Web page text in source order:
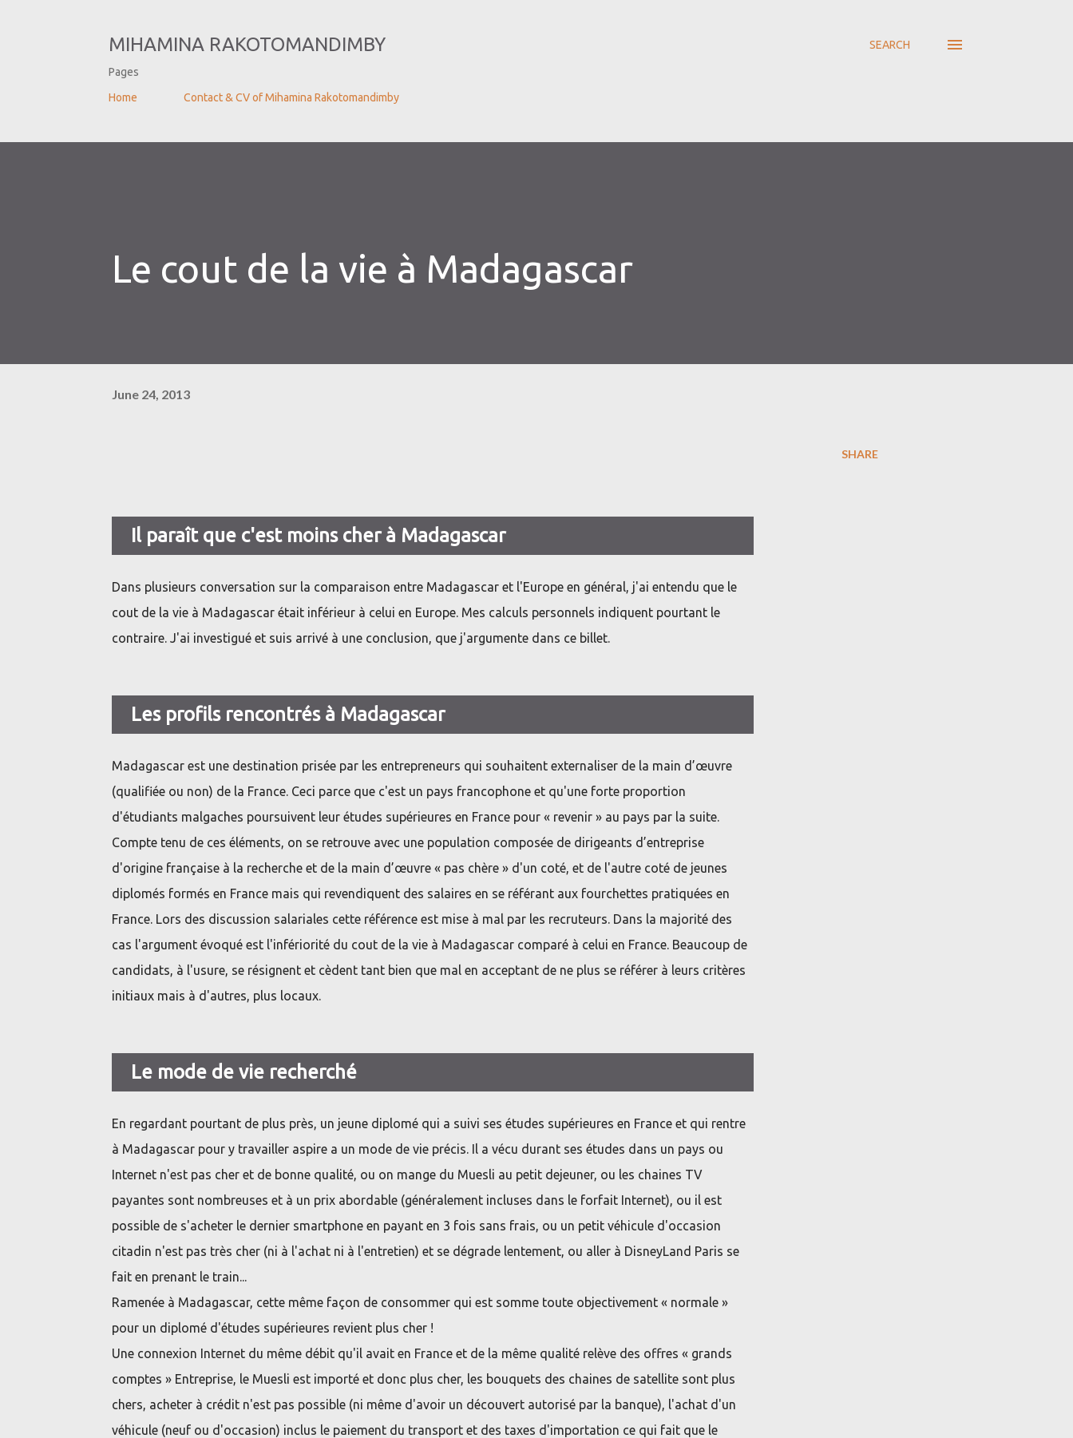
MIHAMINA RAKOTOMANDIMBY SEARCH
Pages
Home
Contact & CV of Mihamina Rakotomandimby
Le cout de la vie à Madagascar
June 24, 2013
Il paraît que c'est moins cher à Madagascar
Dans plusieurs conversation sur la comparaison entre Madagascar et l'Europe en général, j'ai entendu que le
cout de la vie à Madagascar était inférieur à celui en Europe. Mes calculs personnels indiquent pourtant le
contraire. J'ai investigué et suis arrivé à une conclusion, que j'argumente dans ce billet.
Les profils rencontrés à Madagascar
Madagascar est une destination prisée par les entrepreneurs qui souhaitent externaliser de la main d’œuvre
(qualifiée ou non) de la France. Ceci parce que c'est un pays francophone et qu'une forte proportion
d'étudiants malgaches poursuivent leur études supérieures en France pour « revenir » au pays par la suite.
Compte tenu de ces éléments, on se retrouve avec une population composée de dirigeants d’entreprise
d'origine française à la recherche et de la main d’œuvre « pas chère » d'un coté, et de l'autre coté de jeunes
diplomés formés en France mais qui revendiquent des salaires en se référant aux fourchettes pratiquées en
France. Lors des discussion salariales cette référence est mise à mal par les recruteurs. Dans la majorité des
cas l'argument évoqué est l'infériorité du cout de la vie à Madagascar comparé à celui en France. Beaucoup de
candidats, à l'usure, se résignent et cèdent tant bien que mal en acceptant de ne plus se référer à leurs critères
initiaux mais à d'autres, plus locaux.
Le mode de vie recherché
En regardant pourtant de plus près, un jeune diplomé qui a suivi ses études supérieures en France et qui rentre
à Madagascar pour y travailler aspire a un mode de vie précis. Il a vécu durant ses études dans un pays ou
Internet n'est pas cher et de bonne qualité, ou on mange du Muesli au petit dejeuner, ou les chaines TV
payantes sont nombreuses et à un prix abordable (généralement incluses dans le forfait Internet), ou il est
possible de s'acheter le dernier smartphone en payant en 3 fois sans frais, ou un petit véhicule d'occasion
citadin n'est pas très cher (ni à l'achat ni à l'entretien) et se dégrade lentement, ou aller à DisneyLand Paris se
fait en prenant le train...
Ramenée à Madagascar, cette même façon de consommer qui est somme toute objectivement « normale »
pour un diplomé d'études supérieures revient plus cher !
Une connexion Internet du même débit qu'il avait en France et de la même qualité relève des offres « grands
comptes » Entreprise, le Muesli est importé et donc plus cher, les bouquets des chaines de satellite sont plus
chers, acheter à crédit n'est pas possible (ni même d'avoir un découvert autorisé par la banque), l'achat d'un
véhicule (neuf ou d'occasion) inclus le paiement du transport et des taxes d'importation ce qui fait que le
SHARE